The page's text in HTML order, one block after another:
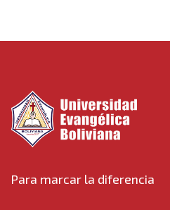
Para marcar la diferencia